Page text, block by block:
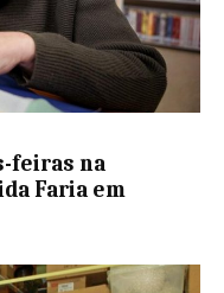
feiras na
Faria em